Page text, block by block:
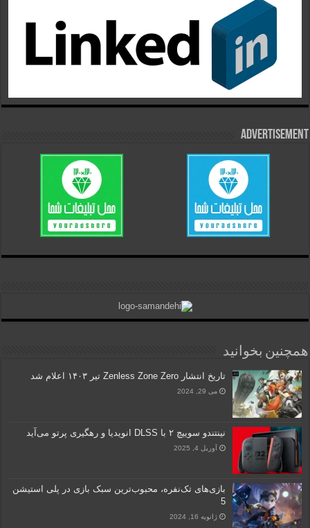
Advertisement
همچنین بخوانید
تاریخ انتشار Zenless Zone Zero تیر ۱۴۰۳ اعلام شد
می 29, 2024
نینتندو سوییچ ۲ با DLSS انویدیا و رهگیری پرتو می‌آید
آوریل 4, 2025
بازی‌های تک‌نفره، محبوب‌ترین سبک بازی در پلی استیشن
5
ژانویه 16, 2024